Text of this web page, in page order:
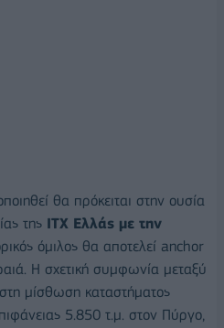
θα πρόκειται στην ουσία
της ITX Eλλάς με την
όμιλος θα αποτελεί anchor
Η σχετική συμφωνία μεταξύ
μίσθωση καταστήματος
5.850 τ.μ. στον Πύργο,